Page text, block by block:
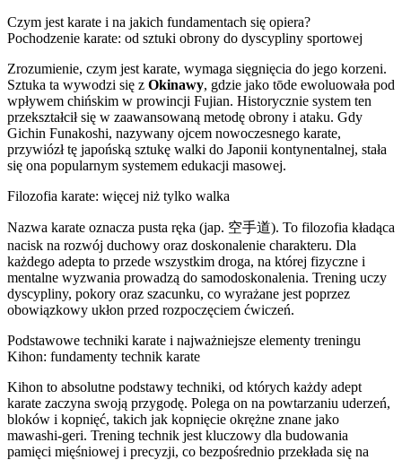
Czym jest karate i na jakich fundamentach się opiera?
Pochodzenie karate: od sztuki obrony do dyscypliny sportowej
Zrozumienie, czym jest karate, wymaga sięgnięcia do jego korzeni.
Sztuka ta wywodzi się z Okinawy, gdzie jako tōde ewoluowała pod
wpływem chińskim w prowincji Fujian. Historycznie system ten
przekształcił się w zaawansowaną metodę obrony i ataku. Gdy
Gichin Funakoshi, nazywany ojcem nowoczesnego karate,
przywiózł tę japońską sztukę walki do Japonii kontynentalnej, stała
się ona popularnym systemem edukacji masowej.
Filozofia karate: więcej niż tylko walka
Nazwa karate oznacza pusta ręka (jap. 空手道). To filozofia kładąca
nacisk na rozwój duchowy oraz doskonalenie charakteru. Dla
każdego adepta to przede wszystkim droga, na której fizyczne i
mentalne wyzwania prowadzą do samodoskonalenia. Trening uczy
dyscypliny, pokory oraz szacunku, co wyrażane jest poprzez
obowiązkowy ukłon przed rozpoczęciem ćwiczeń.
Podstawowe techniki karate i najważniejsze elementy treningu
Kihon: fundamenty technik karate
Kihon to absolutne podstawy techniki, od których każdy adept
karate zaczyna swoją przygodę. Polega on na powtarzaniu uderzeń,
bloków i kopnięć, takich jak kopnięcie okrężne znane jako
mawashi-geri. Trening technik jest kluczowy dla budowania
pamięci mięśniowej i precyzji, co bezpośrednio przekłada się na